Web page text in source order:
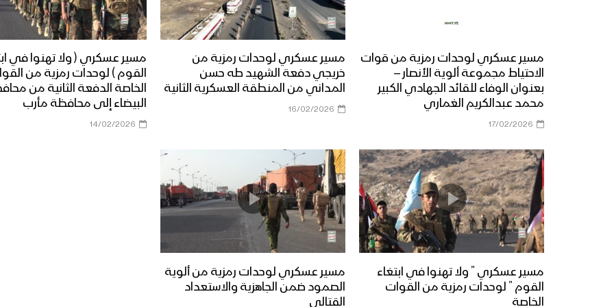
مسير عسكري لوحدات رمزية من قوات
الاحتياط مجموعة ألوية الأنصار –
بعنوان الوفاء للقائد الجهادي الكبير
محمد عبدالكريم الغماري
17/02/2026
مسير عسكري لوحدات رمزية من
خريجي دفعة الشهيد طه حسن
المداني من المنطقة العسكرية الثانية
16/02/2026
مسير عسكري ( ولا تهنوا في
القوم ) لوحدات رمزية من
الخاصة الدفعة الثانية من
البيضاء إلى محافظة مأرب
14/02/2026
مسير عسكري ” ولا تهنوا في ابتغاء
القوم ” لوحدات رمزية من القوات
الخاصة
مسير عسكري لوحدات رمزية من ألوية
الصمود ضمن الجاهزية والاستعداد
القتالي